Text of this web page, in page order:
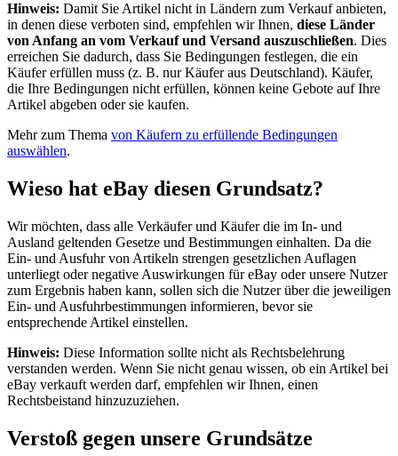
Hinweis: Damit Sie Artikel nicht in Ländern zum Verkauf anbieten,
in denen diese verboten sind, empfehlen wir Ihnen, diese Länder
von Anfang an vom Verkauf und Versand auszuschließen. Dies
erreichen Sie dadurch, dass Sie Bedingungen festlegen, die ein
Käufer erfüllen muss (z. B. nur Käufer aus Deutschland). Käufer,
die Ihre Bedingungen nicht erfüllen, können keine Gebote auf Ihre
Artikel abgeben oder sie kaufen.
Mehr zum Thema von Käufern zu erfüllende Bedingungen
auswählen.
Wieso hat eBay diesen Grundsatz?
Wir möchten, dass alle Verkäufer und Käufer die im In- und
Ausland geltenden Gesetze und Bestimmungen einhalten. Da die
Ein- und Ausfuhr von Artikeln strengen gesetzlichen Auflagen
unterliegt oder negative Auswirkungen für eBay oder unsere Nutzer
zum Ergebnis haben kann, sollen sich die Nutzer über die jeweiligen
Ein- und Ausfuhrbestimmungen informieren, bevor sie
entsprechende Artikel einstellen.
Hinweis: Diese Information sollte nicht als Rechtsbelehrung
verstanden werden. Wenn Sie nicht genau wissen, ob ein Artikel bei
eBay verkauft werden darf, empfehlen wir Ihnen, einen
Rechtsbeistand hinzuzuziehen.
Verstoß gegen unsere Grundsätze